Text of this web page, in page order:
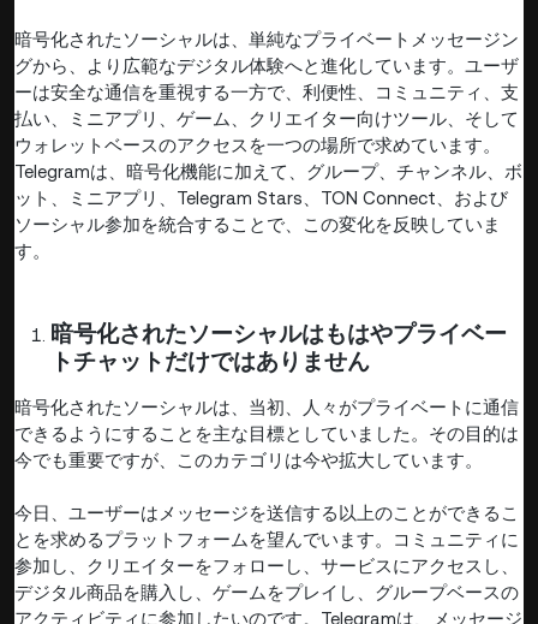
暗号化されたソーシャルは、単純なプライベートメッセージン
グから、より広範なデジタル体験へと進化しています。ユーザ
ーは安全な通信を重視する一方で、利便性、コミュニティ、支
払い、ミニアプリ、ゲーム、クリエイター向けツール、そして
ウォレットベースのアクセスを一つの場所で求めています。
Telegramは、暗号化機能に加えて、グループ、チャンネル、ボ
ット、ミニアプリ、Telegram Stars、TON Connect、および
ソーシャル参加を統合することで、この変化を反映していま
す。
暗号化されたソーシャルはもはやプライベー
トチャットだけではありません
暗号化されたソーシャルは、当初、人々がプライベートに通信
できるようにすることを主な目標としていました。その目的は
今でも重要ですが、このカテゴリは今や拡大しています。
今日、ユーザーはメッセージを送信する以上のことができるこ
とを求めるプラットフォームを望んでいます。コミュニティに
参加し、クリエイターをフォローし、サービスにアクセスし、
デジタル商品を購入し、ゲームをプレイし、グループベースの
アクティビティに参加したいのです。Telegramは、メッセージ